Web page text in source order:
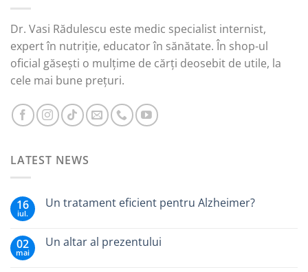
Dr. Vasi Rădulescu este medic specialist internist,
expert în nutriție, educator în sănătate. În shop-ul
oficial găsești o mulțime de cărți deosebit de utile, la
cele mai bune prețuri.
LATEST NEWS
16
iul.
Un tratament eficient pentru Alzheimer?
02
mai
Un altar al prezentului